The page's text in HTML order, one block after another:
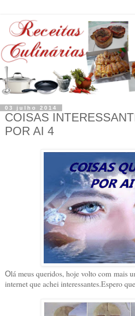
03 julho 2014
COISAS
POR AI 4
Olá meus queridos, hoje volto com mais
internet que achei interessantes.Espero